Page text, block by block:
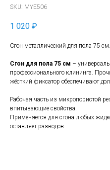
SKU: MYE506
1 020 ₽
Сгон металлический для пола 75 см.
Сгон для пола 75 см –
профессионального клининга.
жёсткий фиксатор обеспечивают
Рабочая часть из микропористой
впитывающие свойства.
Применяется для сгона любых
оставляет разводов.